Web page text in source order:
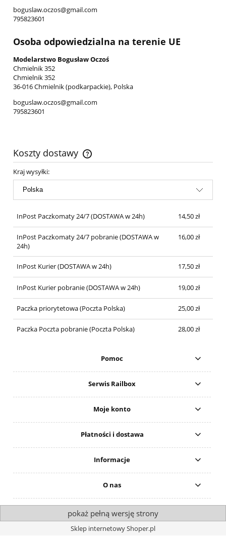
boguslaw.oczos@gmail.com
795823601
Osoba odpowiedzialna na terenie UE
Modelarstwo Bogusław Oczoś
Chmielnik 352
Chmielnik 352
36-016 Chmielnik (podkarpackie), Polska
boguslaw.oczos@gmail.com
795823601
Koszty dostawy
Cena nie zawiera ewentualnych kosztów płatności
Kraj wysyłki:
InPost Paczkomaty 24/7(DOSTAWA w 24h) 14,50 zł
InPost Paczkomaty 24/7 pobranie(DOSTAWA w
24h)
16,00 zł
InPost Kurier(DOSTAWA w 24h) 17,50 zł
InPost Kurier pobranie(DOSTAWA w 24h) 19,00 zł
Paczka priorytetowa(Poczta Polska) 25,00 zł
Paczka Poczta pobranie(Poczta Polska) 28,00 zł
Pomoc
Serwis Railbox
Moje konto
Płatności i dostawa
Informacje
O nas
pokaż pełną wersję strony
Sklep internetowy Shoper.pl